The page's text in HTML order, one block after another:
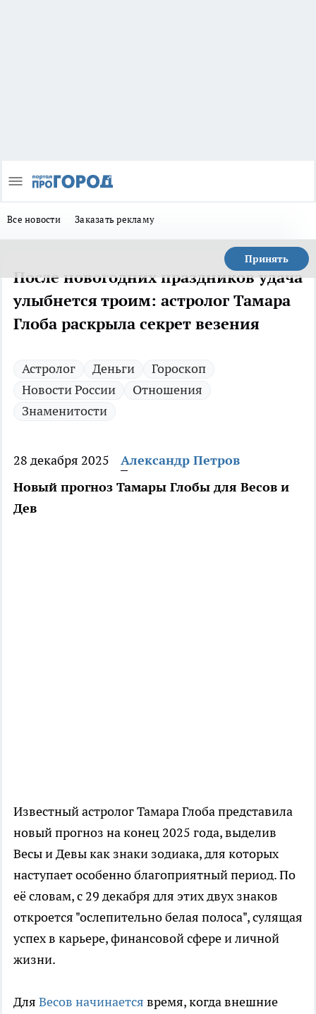
Все новости Заказать рекламу
Принять
После новогодних праздников удача
улыбнется троим: астролог Тамара
Глоба раскрыла секрет везения
Астролог Деньги
Гороскоп
Новости России
Отношения
Знаменитости
28 декабря 2025
Александр Петров
Новый прогноз Тамары Глобы для Весов и
Дев
Известный астролог Тамара Глоба представила
новый прогноз на конец 2025 года, выделив
Весы и Девы как знаки зодиака, для которых
наступает особенно благоприятный период. По
её словам, с 29 декабря для этих двух знаков
откроется "ослепительно белая полоса", сулящая
успех в карьере, финансовой сфере и личной
жизни.
Для Весов начинается время, когда внешние